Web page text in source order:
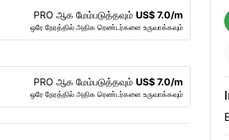
PRO ஆக மேம்படுத்தவும் US$ 7.0/m
ஒரே நேரத்தில் அதிக ரெண்டர்களை உருவாக்கவும்
PRO ஆக மேம்படுத்தவும் US$ 7.0/m
ஒரே நேரத்தில் அதிக ரெண்டர்களை உருவாக்கவும்